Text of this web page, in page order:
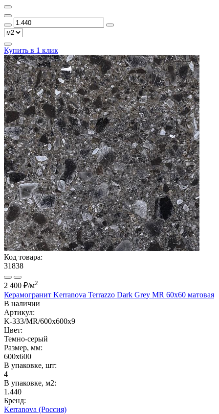
Купить в 1 клик
Код товара:
31838
2 400 ₽/м2
Керамогранит Kerranova Terrazzo Dark Grey MR 60x60 матовая
В наличии
Артикул:
K-333/MR/600x600x9
Цвет:
Темно-серый
Размер, мм:
600x600
В упаковке, шт:
4
В упаковке, м2:
1.440
Бренд:
Kerranova (Россия)